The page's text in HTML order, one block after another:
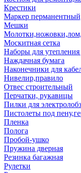
Крестики
Маркер
Мешки
Москитная сетка
Наборы для утепления
Наждачная бумага
Наконечники для
Нивелир,правило
Отвес строительный
Перчатки, рукавицы
Пилки для
Пистолеты под
Пленка
Полога
Пробой-ушко
Пружина дверная
Резинка багажная
Рулетки